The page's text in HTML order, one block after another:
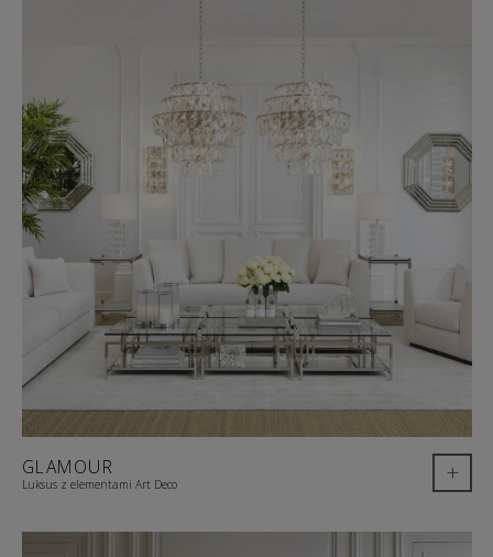
GLAMOUR
Luksus z elementami Art Deco +